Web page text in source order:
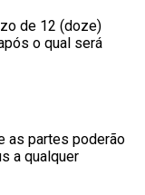
de 12 (doze)
o qual será
as partes poderão
a qualquer